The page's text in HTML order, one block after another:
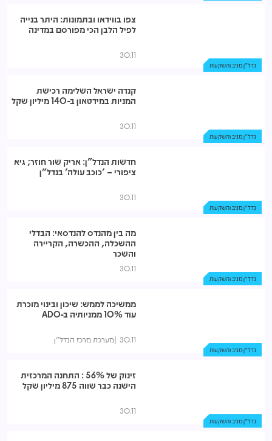
נדל"ן מניב והשקעות
צפו בווידאו ובתמונות: היתר בנייה
לפיל הלבן הכי מפורסם במדינה
30.11
נדל"ן מניב והשקעות
קנדה ישראל השלימה רכישת
המניות במידטאון ב-140 מיליון שקל
30.11
נדל"ן מניב והשקעות
חדשות הנדל"ן: אריק שור חוזר; גיא
ציפורי – 'כוכב עולה' בנדל"ן
30.11
נדל"ן מניב והשקעות
מה בין מהנדס להנדסאי: הבדלי
ההשכלה, ההכשרה, הקריירה
והשכר
30.11
נדל"ן מניב והשקעות
ממשיכה לממש: שיכון ובינוי מוכרת
עוד 10% ממניותיה ב-ADO
30.11 מערכת מרכז הנדל"ן
נדל"ן מניב והשקעות
זינוק של 56% : התחנה המרכזית
הישנה כבר שווה 875 מיליון שקל
30.11